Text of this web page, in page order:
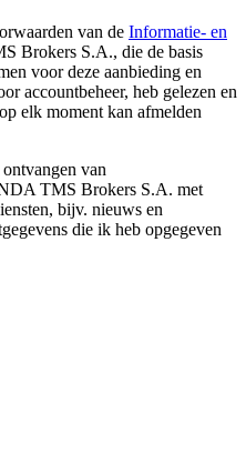
van de Informatie- en
Brokers S.A., die de basis
voor deze aanbieding en
accountbeheer, heb gelezen en
elk moment kan afmelden
van
TMS Brokers S.A. met
bijv. nieuws en
die ik heb opgegeven